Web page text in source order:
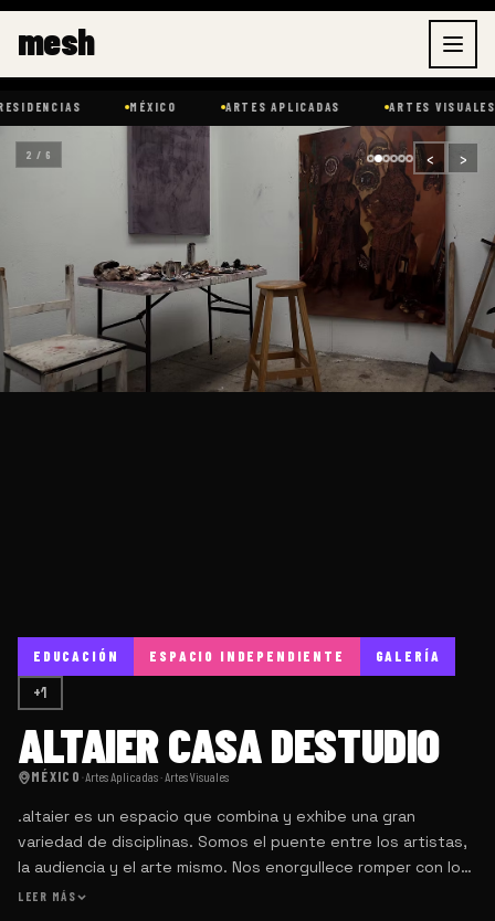
Ir
mesh
MÉXICO ARTES APLICADAS ARTES VISUALES
EDUCACIÓN ESPACIO INDEPENDIENTE GALERÍA
+1
ALTAIER CASA DESTUDIO
MÉXICO·Artes Aplicadas · Artes Visuales
.altaier es un espacio que combina y exhibe una gran
variedad de disciplinas. Somos el puente entre los artistas,
la audiencia y el arte mismo. Nos enorgullece romper con los
formatos convencionales de exposición creando nuevos
LEER MÁS
2 / 6 ‹ ›